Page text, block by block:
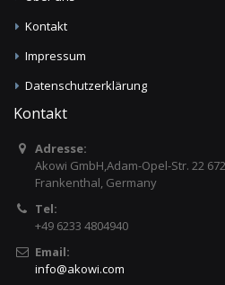
Kontakt
Impressum
Datenschutzerklärung
Kontakt
Adresse:
Akowi GmbH,Adam-Opel-Str. 22
Frankenthal, Germany
Tel:
+49 6233 4804940
Email:
info@akowi.com